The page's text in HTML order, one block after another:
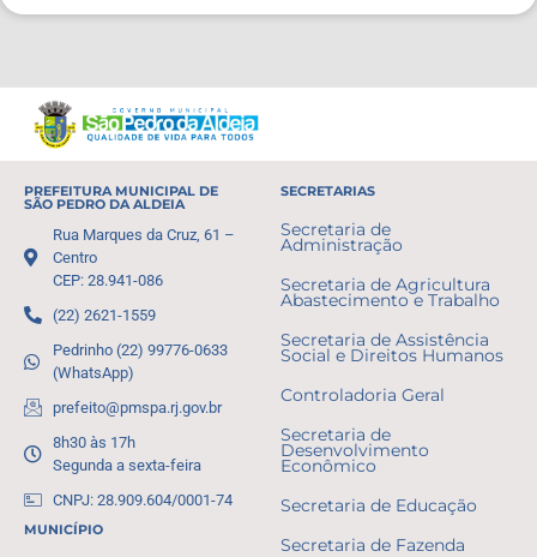
PREFEITURA MUNICIPAL DE
SÃO PEDRO DA ALDEIA
Rua Marques da Cruz, 61 –
Centro
CEP: 28.941-086
(22) 2621-1559
Pedrinho (22) 99776-0633
(WhatsApp)
prefeito@pmspa.rj.gov.br
8h30 às 17h
Segunda a sexta-feira
CNPJ: 28.909.604/0001-74
MUNICÍPIO
SECRETARIAS
Secretaria de
Administração
Secretaria de Agricultura
Abastecimento e Trabalho
Secretaria de Assistência
Social e Direitos Humanos
Controladoria Geral
Secretaria de
Desenvolvimento
Econômico
Secretaria de Educação
Secretaria de Fazenda